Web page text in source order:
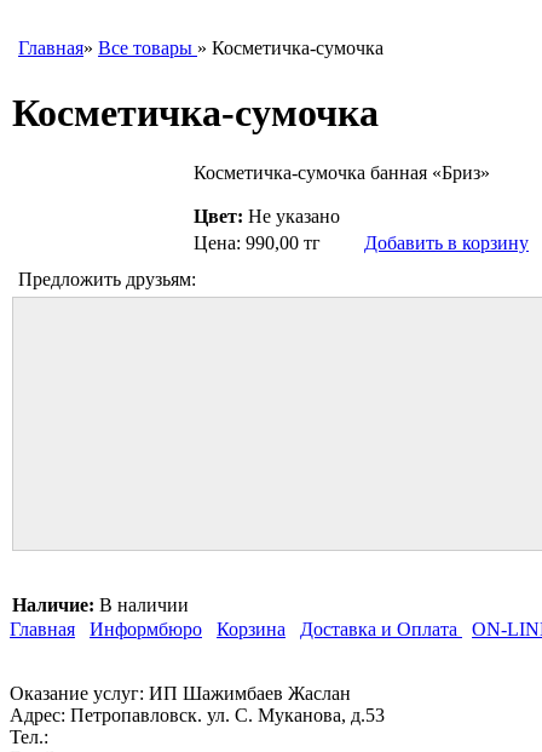
Главная» Все товары » Косметичка-сумочка
Косметичка-сумочка
Косметичка-сумочка банная «Бриз»
Цвет: Не указано
Цена: 990,00 тг
Добавить в корзину
Предложить друзьям:
Наличие: В наличии
Главная
Информбюро Корзина Доставка и Оплата ON-
Оказание услуг: ИП Шажимбаев Жаслан
Адрес: Петропавловск. ул. С. Муканова, д.53
Тел.: